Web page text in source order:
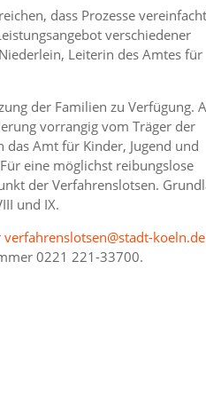
dass Prozesse vereinfacht
verschiedener
Leiterin des Amtes für
der Familien zu Verfügung.
vorrangig vom Träger der
Amt für Kinder, Jugend und
eine möglichst reibungslose
der Verfahrenslotsen.
und IX.
verfahrenslotsen@stadt-koeln.de
0221 221-33700.